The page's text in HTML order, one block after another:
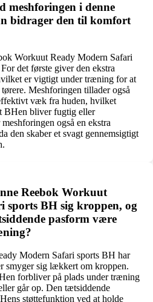
meshforingen i denne
bidrager den til komfort
Workuut Ready Modern Safari
det første giver den ekstra
er vigtigt under træning for at
Meshforingen tillader også
væk fra huden, hvilket
BHen bliver fugtig eller
også en ekstra
den skaber et svagt gennemsigtigt
Reebok Workuut
sports BH sig kroppen, og
pasform være
Modern Safari sports BH har
smyger sig lækkert om kroppen.
forbliver på plads under træning
går op. Den tætsiddende
støttefunktion ved at holde